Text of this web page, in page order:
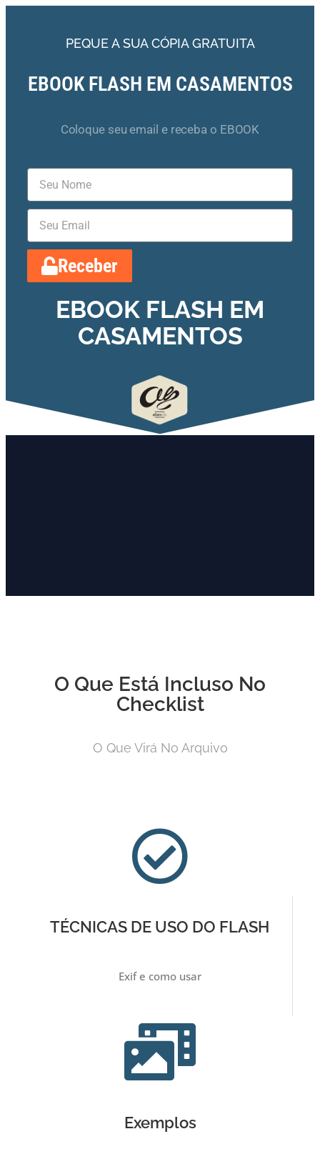
PEQUE A SUA CÓPIA GRATUITA
EBOOK FLASH EM CASAMENTOS
Coloque seu email e receba o EBOOK
Receber
EBOOK FLASH EM
CASAMENTOS​
O Que Está Incluso No
Checklist
O Que Virá No Arquivo
TÉCNICAS DE USO DO FLASH
Exif e como usar
Exemplos